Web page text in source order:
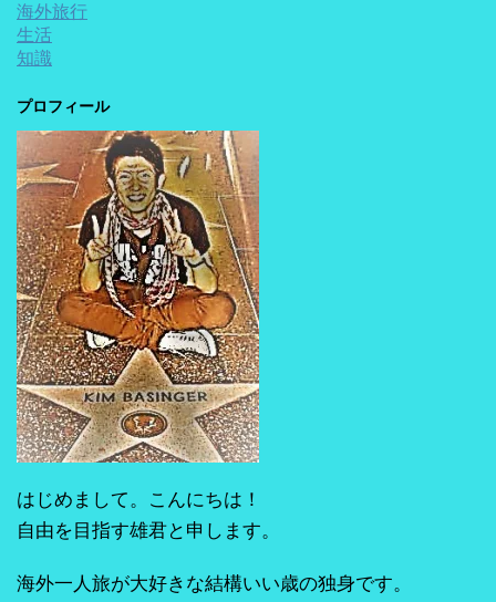
海外旅行
生活
知識
プロフィール
はじめまして。こんにちは！
自由を目指す雄君と申します。
海外一人旅が大好きな結構いい歳の独身です。